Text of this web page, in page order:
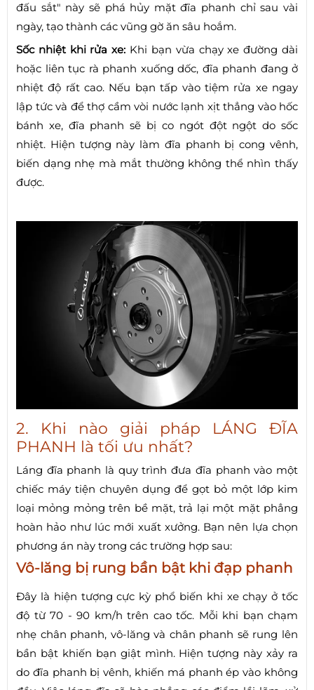
đấu sắt" này sẽ phá hủy mặt đĩa phanh chỉ sau vài
ngày, tạo thành các vũng gờ ăn sâu hoắm.
Sốc nhiệt khi rửa xe: Khi bạn vừa chạy xe đường dài
hoặc liên tục rà phanh xuống dốc, đĩa phanh đang ở
nhiệt độ rất cao. Nếu bạn tấp vào tiệm rửa xe ngay
lập tức và để thợ cầm vòi nước lạnh xịt thẳng vào hốc
bánh xe, đĩa phanh sẽ bị co ngót đột ngột do sốc
nhiệt. Hiện tượng này làm đĩa phanh bị cong vênh,
biến dạng nhẹ mà mắt thường không thể nhìn thấy
được.
2. Khi nào giải pháp LÁNG ĐĨA
PHANH là tối ưu nhất?
Láng đĩa phanh là quy trình đưa đĩa phanh vào một
chiếc máy tiện chuyên dụng để gọt bỏ một lớp kim
loại mỏng mỏng trên bề mặt, trả lại một mặt phẳng
hoàn hảo như lúc mới xuất xưởng. Bạn nên lựa chọn
phương án này trong các trường hợp sau:
Vô-lăng bị rung bần bật khi đạp phanh
Đây là hiện tượng cực kỳ phổ biến khi xe chạy ở tốc
độ từ 70 - 90 km/h trên cao tốc. Mỗi khi bạn chạm
nhẹ chân phanh, vô-lăng và chân phanh sẽ rung lên
bần bật khiến bạn giật mình. Hiện tượng này xảy ra
do đĩa phanh bị vênh, khiến má phanh ép vào không